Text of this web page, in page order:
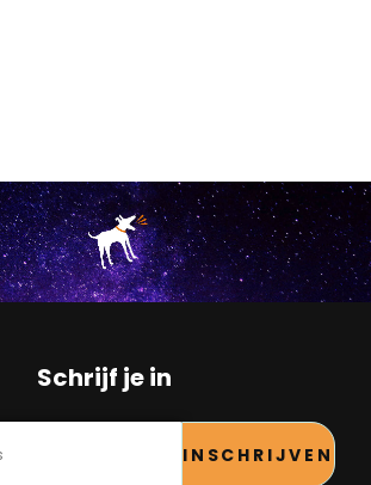
Schrijf je in
INSCHRIJVEN